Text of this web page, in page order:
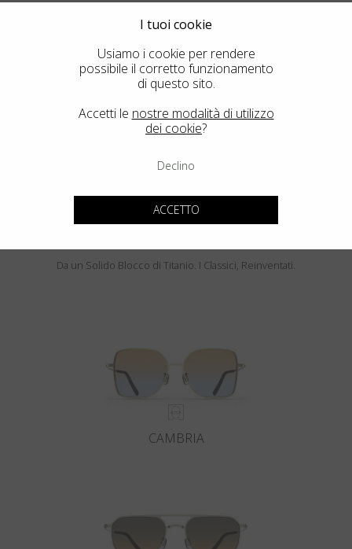
PEBBLE BEACH
LUMINAR
Da un Solido Blocco di Titanio. I Classici, Reinventati.
CAMBRIA
I tuoi cookie
Usiamo i cookie per rendere
possibile il corretto funzionamento
di questo sito.
Accetti le nostre modalità di utilizzo
dei cookie?
Declino
ACCETTO